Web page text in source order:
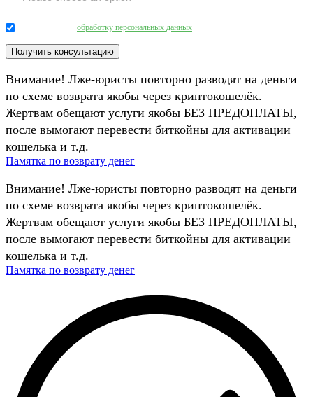
обработку персональных данных
Внимание! Лже-юристы повторно разводят на деньги
по схеме возврата якобы через криптокошелёк.
Жертвам обещают услуги якобы БЕЗ ПРЕДОПЛАТЫ,
после вымогают перевести биткойны для активации
кошелька и т.д.
Памятка по возврату денег
Внимание! Лже-юристы повторно разводят на деньги
по схеме возврата якобы через криптокошелёк.
Жертвам обещают услуги якобы БЕЗ ПРЕДОПЛАТЫ,
после вымогают перевести биткойны для активации
кошелька и т.д.
Памятка по возврату денег